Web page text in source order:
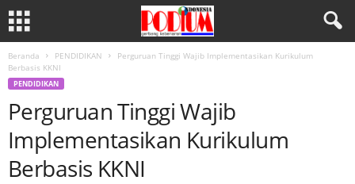
Beranda PENDIDIKAN
Perguruan Tinggi Wajib Implementasikan Kurikulum
Berbasis KKNI
PENDIDIKAN
Perguruan Tinggi Wajib
Implementasikan Kurikulum
Berbasis KKNI